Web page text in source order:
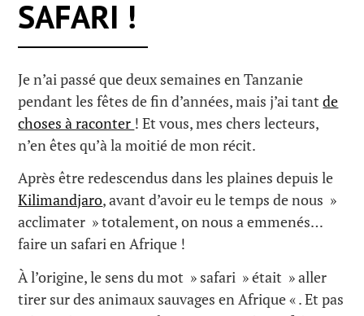
SAFARI !
Je n’ai passé que deux semaines en Tanzanie
pendant les fêtes de fin d’années, mais j’ai tantde
choses à raconter ! Et vous, mes chers lecteurs,
n’en êtes qu’à la moitié de mon récit.
Après être redescendus dans les plaines depuis le
Kilimandjaro, avant d’avoir eu le temps de nous »
acclimater » totalement, on nous a emmenés…
faire un safari en Afrique !
À l’origine, le sens du mot » safari » était » aller
tirer sur des animaux sauvages en Afrique « . Et pas